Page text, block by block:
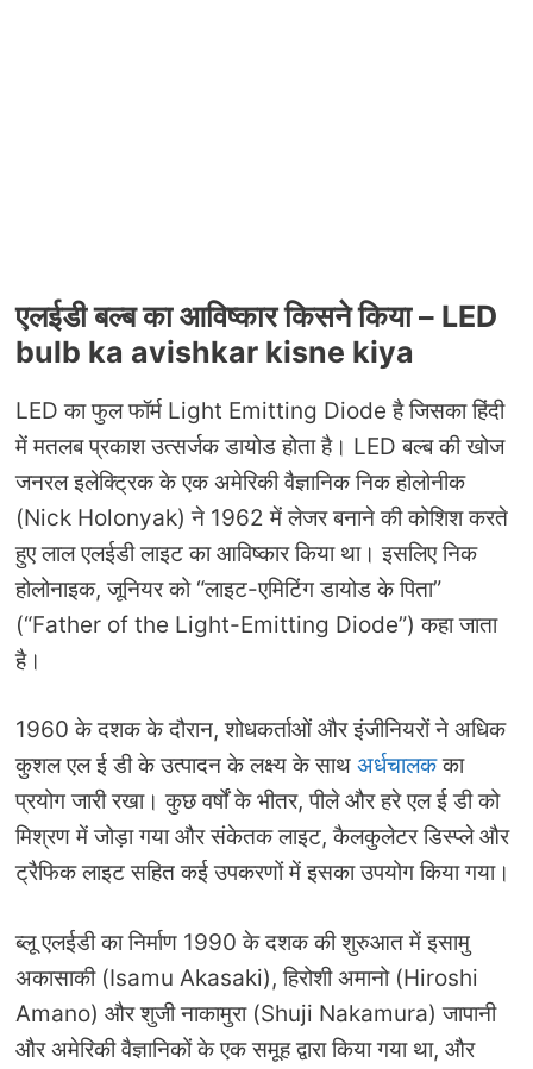
एलईडी बल्ब का आविष्कार किसने किया – LED
bulb ka avishkar kisne kiya
LED का फुल फॉर्म Light Emitting Diode है जिसका हिंदी
में मतलब प्रकाश उत्सर्जक डायोड होता है। LED बल्ब की खोज
जनरल इलेक्ट्रिक के एक अमेरिकी वैज्ञानिक निक होलोनीक
(Nick Holonyak) ने 1962 में लेजर बनाने की कोशिश करते
हुए लाल एलईडी लाइट का आविष्कार किया था। इसलिए निक
होलोनाइक, जूनियर को “लाइट-एमिटिंग डायोड के पिता”
(“Father of the Light-Emitting Diode”) कहा जाता
है।
1960 के दशक के दौरान, शोधकर्ताओं और इंजीनियरों ने अधिक
कुशल एल ई डी के उत्पादन के लक्ष्य के साथ अर्धचालकका
प्रयोग जारी रखा। कुछ वर्षों के भीतर, पीले और हरे एल ई डी को
मिश्रण में जोड़ा गया और संकेतक लाइट, कैलकुलेटर डिस्प्ले और
ट्रैफिक लाइट सहित कई उपकरणों में इसका उपयोग किया गया।
ब्लू एलईडी का निर्माण 1990 के दशक की शुरुआत में इसामु
अकासाकी (Isamu Akasaki), हिरोशी अमानो (Hiroshi
Amano) और शुजी नाकामुरा (Shuji Nakamura) जापानी
और अमेरिकी वैज्ञानिकों के एक समूह द्वारा किया गया था, और